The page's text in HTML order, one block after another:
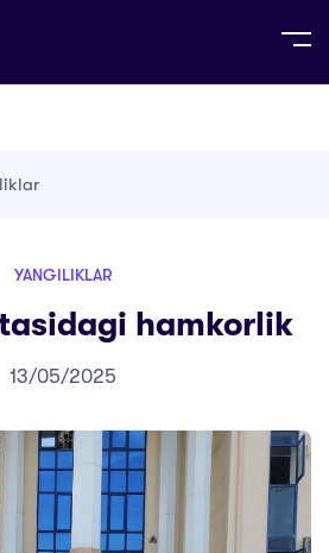
YANGILIKLAR
hamkorlik
13/05/2025